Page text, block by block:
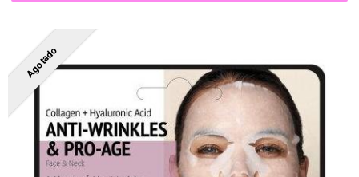
Agotado